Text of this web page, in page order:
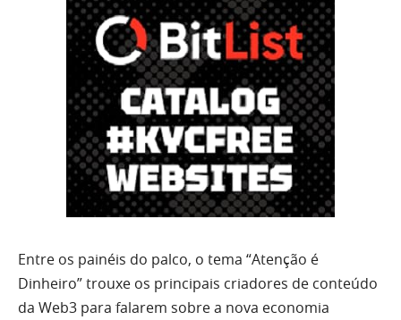
Entre os painéis do palco, o tema “Atenção é
Dinheiro” trouxe os principais criadores de conteúdo
da Web3 para falarem sobre a nova economia